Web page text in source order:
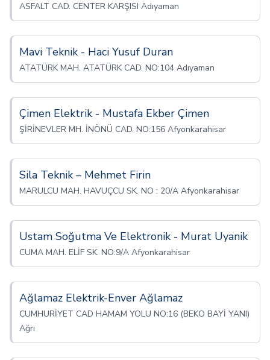
ASFALT CAD. CENTER KARŞISI Adıyaman
Mavi Teknik - Haci Yusuf Duran
ATATÜRK MAH. ATATÜRK CAD. NO:104 Adıyaman
Çimen Elektrik - Mustafa Ekber Çimen
ŞİRİNEVLER MH. İNÖNÜ CAD. NO:156 Afyonkarahisar
Sila Teknik – Mehmet Firin
MARULCU MAH. HAVUÇCU SK. NO : 20/A Afyonkarahisar
Ustam Soğutma Ve Elektronik - Murat Uyanik
CUMA MAH. ELİF SK. NO:9/A Afyonkarahisar
Ağlamaz Elektrik-Enver Ağlamaz
CUMHURİYET CAD HAMAM YOLU NO:16 (BEKO BAYİ YANI)
Ağrı